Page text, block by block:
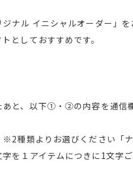
ナル イニシャルオーダー」
としておすすめです。
と、以下①・②の内容を通信
種類よりお選びください「ナ
を１アイテムにつきに1文字